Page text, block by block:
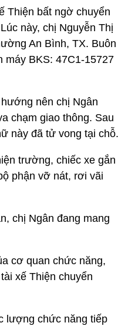
Thiện bất ngờ chuyển
này, chị Nguyễn Thị
An Bình, TX. Buôn
máy BKS: 47C1-15727
nên chị Ngân
chạm giao thông. Sau
này đã tử vong tại chỗ.
trường, chiếc xe gắn
phận vỡ nát, rơi vãi
chị Ngân đang mang
cơ quan chức năng,
xế Thiện chuyển
lượng chức năng tiếp